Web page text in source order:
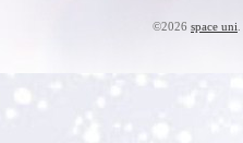
©2026 space uni